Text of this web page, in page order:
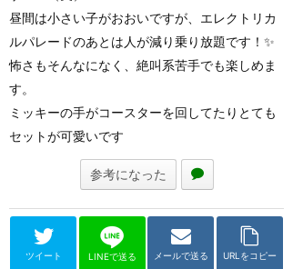
昼間は小さい子がおおいですが、エレクトリカ
ルパレードのあとは人が減り乗り放題です！✨
怖さもそんなになく、絶叫系苦手でも楽しめま
す。
ミッキーの手がコースターを回してたりとても
セットが可愛いです
参考になった
ツイート LINEで送る メールで送る URLをコピー